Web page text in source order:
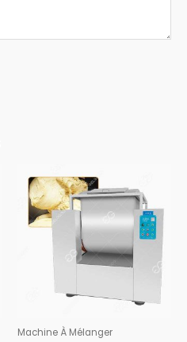
Machine À Mélanger